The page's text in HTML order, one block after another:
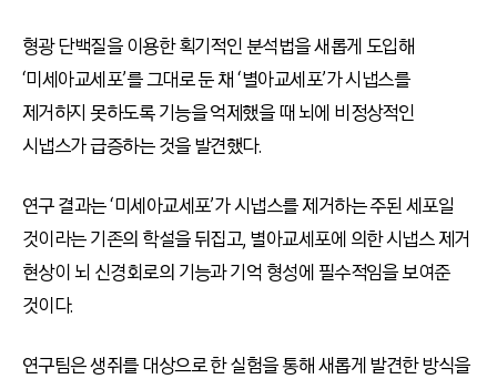
형광 단백질을 이용한 획기적인 분석법을 새롭게 도입해
‘미세아교세포’를 그대로 둔 채 ‘별아교세포’가 시냅스를
제거하지 못하도록 기능을 억제했을 때 뇌에 비정상적인
시냅스가 급증하는 것을 발견했다.
연구 결과는 ‘미세아교세포’가 시냅스를 제거하는 주된 세포일
것이라는 기존의 학설을 뒤집고, 별아교세포에 의한 시냅스 제거
현상이 뇌 신경회로의 기능과 기억 형성에 필수적임을 보여준
것이다.
연구팀은 생쥐를 대상으로 한 실험을 통해 새롭게 발견한 방식을